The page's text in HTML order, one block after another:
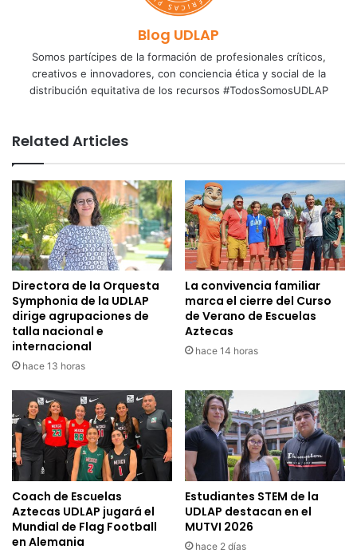
Blog UDLAP
Somos partícipes de la formación de profesionales críticos,
creativos e innovadores, con conciencia ética y social de la
distribución equitativa de los recursos #TodosSomosUDLAP
Related Articles
Directora de la Orquesta
Symphonia de la UDLAP
dirige agrupaciones de
talla nacional e
internacional
hace 13 horas
La convivencia familiar
marca el cierre del Curso
de Verano de Escuelas
Aztecas
hace 14 horas
Coach de Escuelas
Aztecas UDLAP jugará el
Mundial de Flag Football
en Alemania
Estudiantes STEM de la
UDLAP destacan en el
MUTVI 2026
hace 2 días